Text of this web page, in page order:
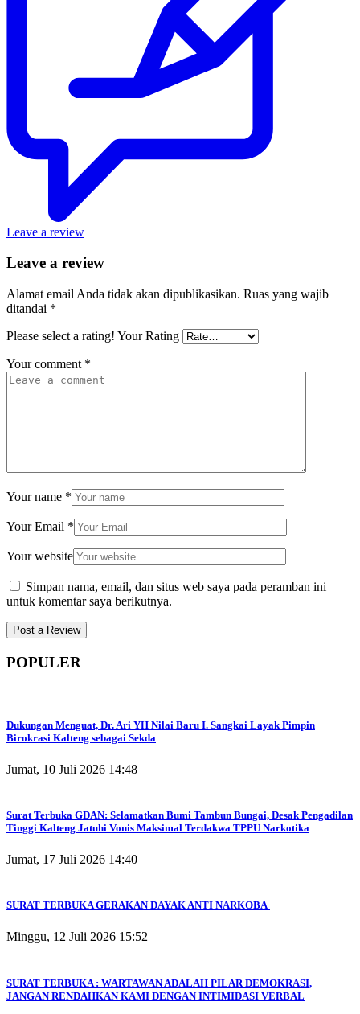
Leave a review
Leave a review
Alamat email Anda tidak akan dipublikasikan. Ruas yang wajib
ditandai *
Please select a rating! Your Rating
Your comment *
Your name *
Your Email *
Your website
Simpan nama, email, dan situs web saya pada peramban ini
untuk komentar saya berikutnya.
POPULER
Dukungan Menguat, Dr. Ari YH Nilai Baru I. Sangkai Layak Pimpin
Birokrasi Kalteng sebagai Sekda
Jumat, 10 Juli 2026 14:48
Surat Terbuka GDAN: Selamatkan Bumi Tambun Bungai, Desak Pengadilan
Tinggi Kalteng Jatuhi Vonis Maksimal Terdakwa TPPU Narkotika
Jumat, 17 Juli 2026 14:40
SURAT TERBUKA GERAKAN DAYAK ANTI NARKOBA
Minggu, 12 Juli 2026 15:52
SURAT TERBUKA : WARTAWAN ADALAH PILAR DEMOKRASI,
JANGAN RENDAHKAN KAMI DENGAN INTIMIDASI VERBAL